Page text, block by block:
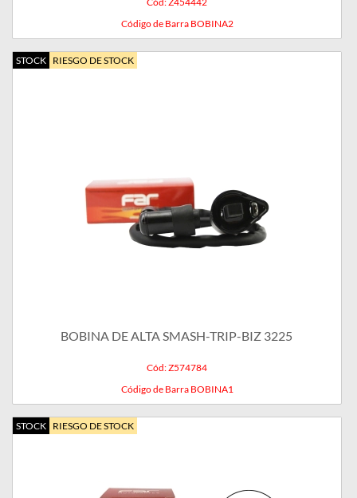
Código de Barra BOBINA2
STOCK RIESGO DE STOCK
BOBINA DE ALTA SMASH-TRIP-BIZ 3225
Cód: Z574784
Código de Barra BOBINA1
STOCK RIESGO DE STOCK